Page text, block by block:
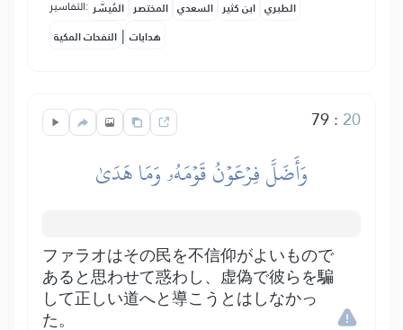
التفاسير: المُيسَّر المختصر السعدي ابن كثير الطبري
النفحات المكية | هدايات
79: 20
وَأَضَلَّ فِرۡعَوۡنُ قَوۡمَهُۥ وَمَا هَدَىٰ
ファラオはその民を不信仰がよいもので
あると思わせて惑わし、虚偽で彼らを騙
して正しい道へと導こうとはしなかっ
た。